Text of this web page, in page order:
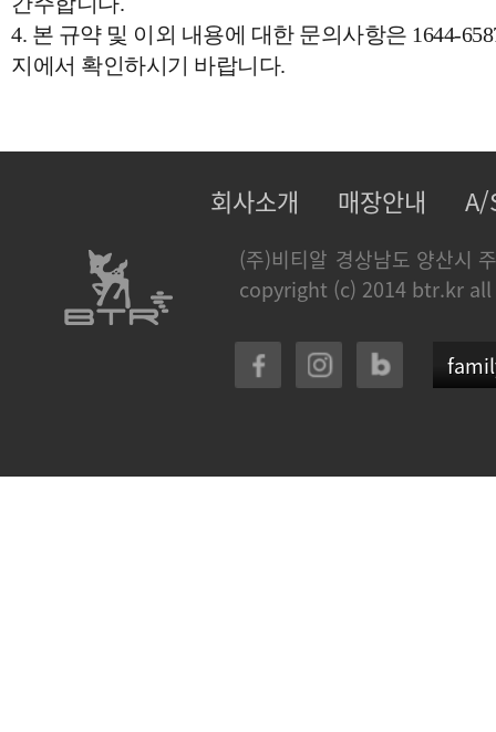
4. 본 규약 및 이외 내용에 대한 문의사항은 1644-
지에서 확인하시기 바랍니다.
회사소개 매장안내 A/
(주)비티알 경상남도 양산시
copyright (c) 2014 btr.kr